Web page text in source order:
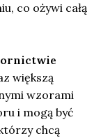
co ożywi całą
większą
wzorami
i mogą być
chcą